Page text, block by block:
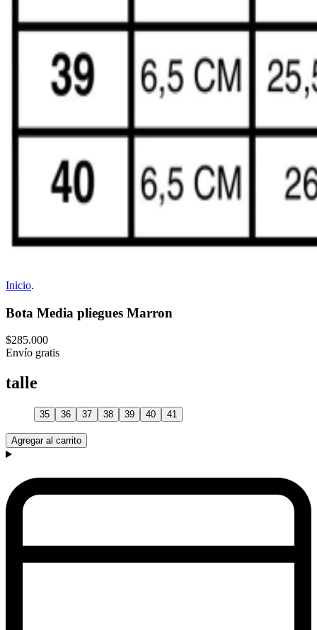
Inicio.
Bota Media pliegues Marron
$285.000
Envío gratis
talle
35 36 37 38 39 40 41
Agregar al carrito